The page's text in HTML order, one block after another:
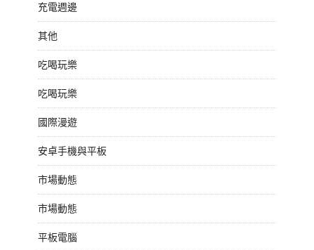
充電週邊
其他
吃喝玩樂
吃喝玩樂
國際漫遊
安卓手機與平板
市場動態
市場動態
平板電腦